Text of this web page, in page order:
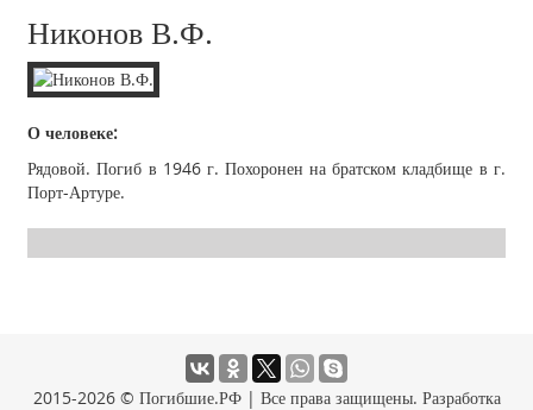
Никонов В.Ф.
О человеке:
Рядовой. Погиб в 1946 г. Похоронен на братском кладбище в г.
Порт-Артуре.
2015-2026 © Погибшие.РФ | Все права защищены. Разработка